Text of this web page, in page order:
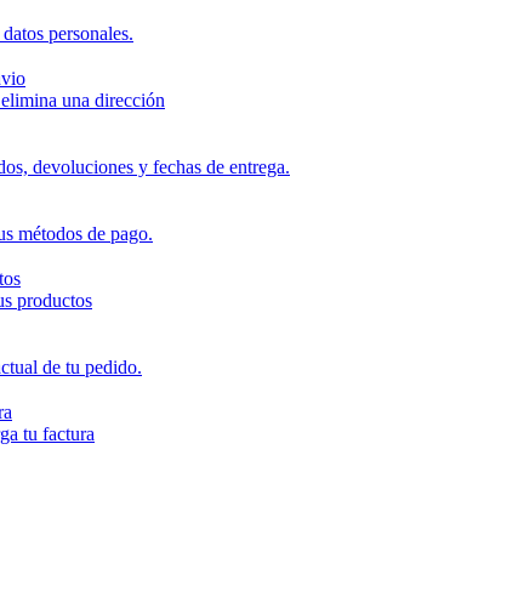
personales.
una dirección
devoluciones y fechas de entrega.
métodos de pago.
productos
de tu pedido.
tu factura